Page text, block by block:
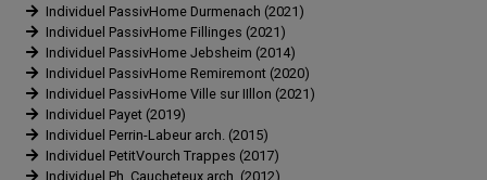
Individuel PassivHome Durmenach (2021)
Individuel PassivHome Fillinges (2021)
Individuel PassivHome Jebsheim (2014)
Individuel PassivHome Remiremont (2020)
Individuel PassivHome Ville sur IIllon (2021)
Individuel Payet (2019)
Individuel Perrin-Labeur arch. (2015)
Individuel PetitVourch Trappes (2017)
Individuel Ph. Caucheteux arch. (2012)